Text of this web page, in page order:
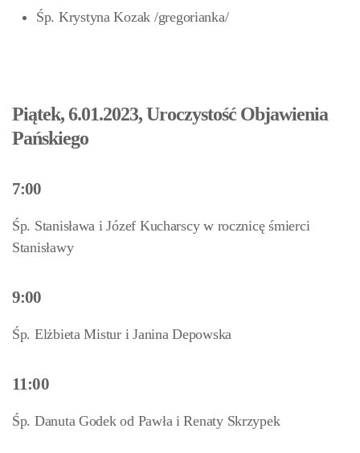
Śp. Krystyna Kozak /gregorianka/
Piątek, 6.01.2023, Uroczystość Objawienia
Pańskiego
7:00
Śp. Stanisława i Józef Kucharscy w rocznicę śmierci
Stanisławy
9:00
Śp. Elżbieta Mistur i Janina Depowska
11:00
Śp. Danuta Godek od Pawła i Renaty Skrzypek